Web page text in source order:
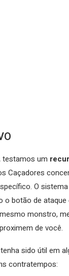
testamos um
Caçadores
O
o botão de
monstro,
de você.
sido útil em
contratempos: